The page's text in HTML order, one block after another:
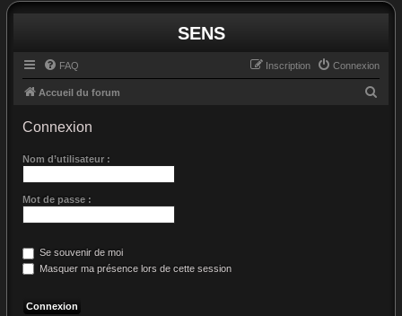
SENS
FAQ Connexion
Inscription
Accueil du forum
Connexion
Nom d’utilisateur :
Mot de passe :
Se souvenir de moi
Masquer ma présence lors de cette session